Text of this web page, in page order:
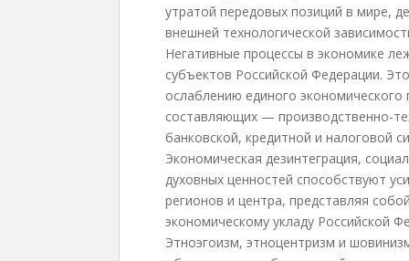
утратой передовых позиций в мире,
внешней технологической
Негативные процессы в экономике
субъектов Российской Федерации.
ослаблению единого
составляющих — производственно-
банковской, кредитной и налоговой
Экономическая дезинтеграция,
духовных ценностей способствуют
регионов и центра, представляя
экономическому укладу Российской
Этноэгоизм, этноцентризм и